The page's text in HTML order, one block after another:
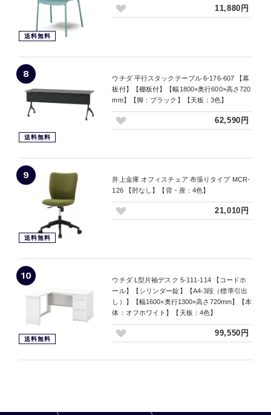
送料無料
11,880円
8
送料無料
ウチダ 平行スタックテーブル 6-176-607 【幕
板付】【棚板付】【幅1800×奥行600×高さ720
mm】【脚：ブラック】【天板：3色】
62,590円
9
送料無料
井上金庫 オフィスチェア 布張りタイプ MCR-
126 【肘なし】【背・座：4色】
21,010円
10
送料無料
ウチダ L型片袖デスク 5-111-114 【コードホ
ール】【シリンダー錠】【A4-3段（標準引出
し）】【幅1600×奥行1300×高さ720mm】【本
体：オフホワイト】【天板：4色】
99,550円